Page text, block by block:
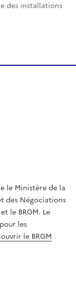
des installations
le Ministère de la
des Négociations
le BRGM. Le
les
le BRGM